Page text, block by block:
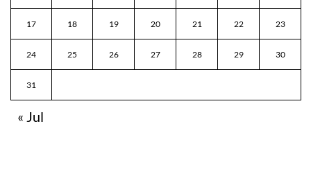
17 18 19 20 21 22 23
24 25 26 27 28 29 30
31
« Jul